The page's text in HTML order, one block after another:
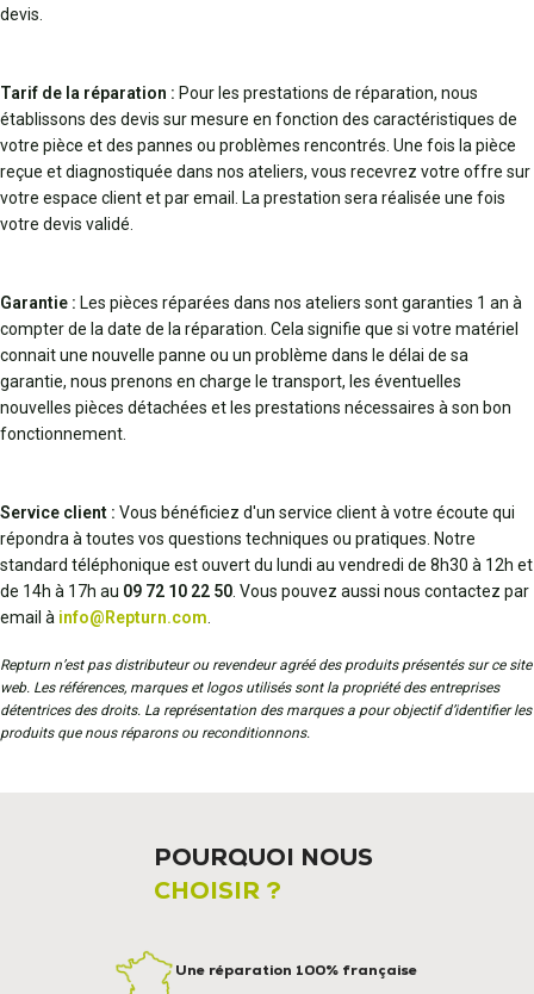
devis.
Tarif de la réparation : Pour les prestations de réparation, nous
établissons des devis sur mesure en fonction des caractéristiques de
votre pièce et des pannes ou problèmes rencontrés. Une fois la pièce
reçue et diagnostiquée dans nos ateliers, vous recevrez votre offre sur
votre espace client et par email. La prestation sera réalisée une fois
votre devis validé.
Garantie : Les pièces réparées dans nos ateliers sont garanties 1 an à
compter de la date de la réparation. Cela signifie que si votre matériel
connait une nouvelle panne ou un problème dans le délai de sa
garantie, nous prenons en charge le transport, les éventuelles
nouvelles pièces détachées et les prestations nécessaires à son bon
fonctionnement.
Service client : Vous bénéficiez d'un service client à votre écoute qui
répondra à toutes vos questions techniques ou pratiques. Notre
standard téléphonique est ouvert du lundi au vendredi de 8h30 à 12h et
de 14h à 17h au 09 72 10 22 50 . Vous pouvez aussi nous contactez par
email à info@Repturn.com
Repturn n’est pas distributeur ou revendeur agréé des produits présentés sur ce site
web. Les références, marques et logos utilisés sont la propriété des entreprises
détentrices des droits. La représentation des marques a pour objectif d’identifier les
produits que nous réparons ou reconditionnons.
POURQUOI NOUS
CHOISIR ?
Une réparation 100% française